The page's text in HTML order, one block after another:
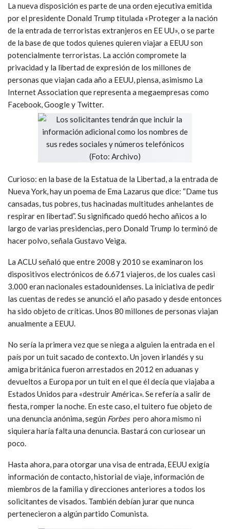
La nueva disposición es parte de una orden ejecutiva emitida
por el presidente Donald Trump titulada «Proteger a la nación
de la entrada de terroristas extranjeros en EE UU», o se parte
de la base de que todos quienes quieren viajar a EEUU son
potencialmente terroristas. La acción compromete la
privacidad y la libertad de expresión de los millones de
personas que viajan cada año a EEUU, piensa, asimismo La
Internet Association que representa a megaempresas como
Facebook, Google y Twitter.
Curioso: en la base de la Estatua de la Libertad, a la entrada de
Nueva York, hay un poema de Ema Lazarus que dice: “Dame tus
cansadas, tus pobres, tus hacinadas multitudes anhelantes de
respirar en libertad”. Su significado quedó hecho añicos a lo
largo de varias presidencias, pero Donald Trump lo terminó de
hacer polvo, señala Gustavo Veiga.
La ACLU señaló que entre 2008 y 2010 se examinaron los
dispositivos electrónicos de 6.671 viajeros, de los cuales casi
3.000 eran nacionales estadounidenses. La iniciativa de pedir
las cuentas de redes se anunció el año pasado y desde entonces
ha sido objeto de críticas. Unos 80 millones de personas viajan
anualmente a EEUU.
No sería la primera vez que se niega a alguien la entrada en el
país por un tuit sacado de contexto. Un joven irlandés y su
amiga británica fueron arrestados en 2012 en aduanas y
devueltos a Europa por un tuit en el que él decía que viajaba a
Estados Unidos para «destruir América». Se refería a salir de
fiesta, romper la noche. En este caso, el tuitero fue objeto de
una denuncia anónima, según Forbespero ahora mismo ni
siquiera haría falta una denuncia. Bastará con curiosear un
poco.
Hasta ahora, para otorgar una visa de entrada, EEUU exigía
información de contacto, historial de viaje, información de
miembros de la familia y direcciones anteriores a todos los
solicitantes de visados. También debían jurar que nunca
pertenecieron a algún partido Comunista.